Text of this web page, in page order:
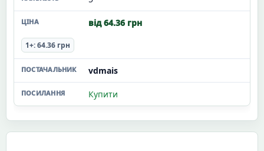
від 64.36 грн
1+: 64.36 грн
vdmais
Купити